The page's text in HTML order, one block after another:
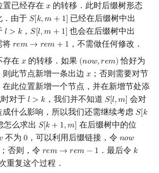
置已经存在𝑥
x 的转移．此时后缀树形态
．由于 𝑆[𝑘,𝑚 + 1]
S[k,m+ 1]
已经在后缀树中出
𝑙 > 𝑘
l >k ， 𝑆[𝑙,𝑚 + 1]
S[l,m+ 1]
也会在后缀树中出
将 𝑟𝑒𝑚 → 𝑟𝑒𝑚 + 1
rem →r em+1 ，不需做任何修改．
存在𝑥
x 的转移．如果 (𝑛𝑜𝑤,𝑟𝑒𝑚)
(now,rem) 恰好为
此节点新增一条出边 𝑥
x ；否则需要对节
在此位置新增一个节点，并在新增节处添
时对于𝑙 > 𝑘
l >k ，我们并不知道 𝑆[𝑙,𝑚]
S[l,m] 会对
成什么影响，所以我们还需继续考虑 𝑆[𝑘
S[k+
怎么求出 𝑆[𝑘 + 1,𝑚]
S[k+1, m]
在后缀树中的位
不为 0
0，可以利用后缀链接，令 𝑛𝑜𝑤
now
；否则，令 𝑟𝑒𝑚 → 𝑟𝑒𝑚 − 1
rem→r em−1 ．最后令 𝑘
k→
重复这个过程．